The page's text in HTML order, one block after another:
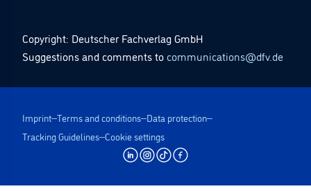
Copyright: Deutscher Fachverlag GmbH
Suggestions and comments to communications@dfv.de
Imprint Terms and conditions Data protection
Tracking Guidelines Cookie settings